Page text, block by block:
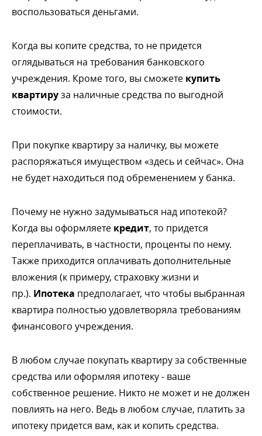
оспользоваться деньгами.
Когда вы копите средства, то не придется
оглядываться на требования банковского
учреждения. Кроме того, вы сможете купить
квартируза наличные средства по выгодной
стоимости.
При покупке квартиру за наличку, вы можете
распоряжаться имуществом «здесь и сейчас». Она
не будет находиться под обременением у банка.
Почему не нужно задумываться над ипотекой?
Когда вы оформляете кредит, то придется
переплачивать, в частности, проценты по нему.
Также приходится оплачивать дополнительные
ложения (к примеру, страховку жизни и
пр.). Ипотека предполагает, что чтобы выбранная
квартира полностью удовлетворяла требованиям
финансового учреждения.
любом случае покупать квартиру за собственные
средства или оформляя ипотеку - ваше
собственное решение. Никто не может и не должен
повлиять на него. Ведь в любом случае, платить за
ипотеку придется вам, как и копить средства.